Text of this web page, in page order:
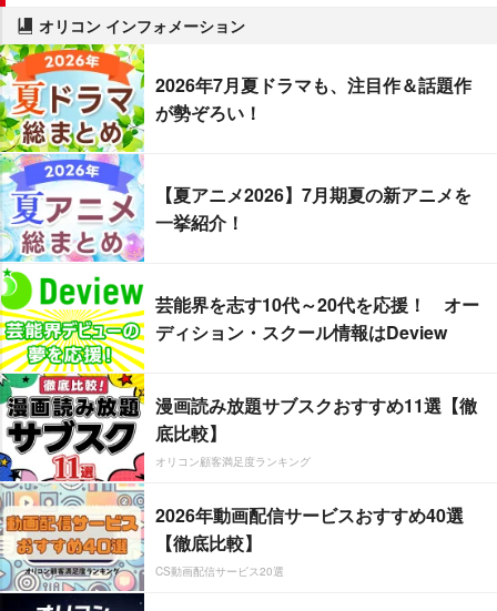
オリコン インフォメーション
2026年7月夏ドラマも、注目作＆話題作
が勢ぞろい！
【夏アニメ2026】7月期夏の新アニメを
一挙紹介！
芸能界を志す10代～20代を応援！ オー
ディション・スクール情報はDeview
漫画読み放題サブスクおすすめ11選【徹
底比較】
オリコン顧客満足度ランキング
2026年動画配信サービスおすすめ40選
【徹底比較】
CS動画配信サービス20選